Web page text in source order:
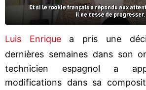
Luis Enriquea pris une
dernières semaines dans son
technicien espagnol a
modifications dans sa